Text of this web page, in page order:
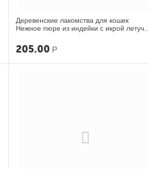
Деревенские лакомства для кошек
Нежное пюре из индейки с икрой летучей
205.00 Р